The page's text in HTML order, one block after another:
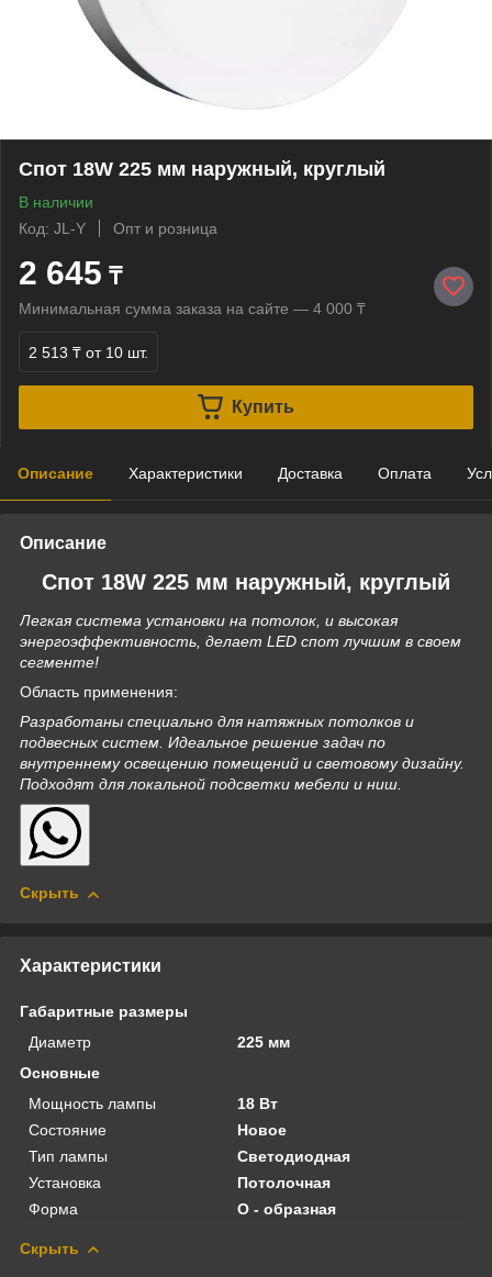
Спот 18W 225 мм наружный, круглый
В наличии
Код: JL-Y
Опт и розница
2 645 ₸
Минимальная сумма заказа на сайте — 4 000 ₸
2 513 ₸ от 10 шт.
Купить
Описание Характеристики Доставка Оплата
Описание
Спот 18W 225 мм наружный, круглый
Легкая система установки на потолок, и высокая
энергоэффективность, делает LED спот лучшим в своем
сегменте!
Область применения:
Разработаны специально для натяжных потолков и
подвесных систем. Идеальное решение задач по
внутреннему освещению помещений и световому дизайну.
Подходят для локальной подсветки мебели и ниш.
Скрыть
Характеристики
Габаритные размеры
Диаметр
225 мм
Основные
Мощность лампы
18 Вт
Состояние
Новое
Тип лампы
Светодиодная
Установка
Потолочная
Форма
O - образная
Скрыть